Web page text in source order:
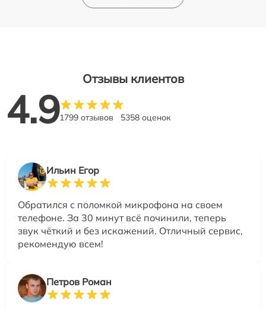
Отзывы клиентов
4.91799 отзывов 5358 оценок
Ильин Егор
Обратился с поломкой микрофона на своем
телефоне. За 30 минут всё починили, теперь
звук чёткий и без искажений. Отличный сервис,
рекомендую всем!
Петров Роман